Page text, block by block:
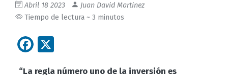
Abril 18 2023
Juan David Martinez
Tiempo de lectura ~ 3 minutos
Facebook
“La regla número uno de la inversión es